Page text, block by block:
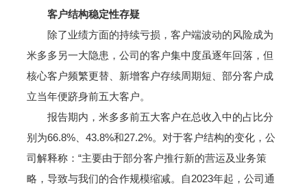
客户结构稳定性存疑
除了业绩方面的持续亏损，客户端波动的风险成为
米多多另一大隐患，公司的客户集中度虽逐年回落，但
核心客户频繁更替、新增客户存续周期短、部分客户成
立当年便跻身前五大客户。
报告期内，米多多前五大客户在总收入中的占比分
别为66.8%、43.8%和27.2%。对于客户结构的变化，公
司解释称：“主要由于部分客户推行新的营运及业务策
略，导致与我们的合作规模缩减。自2023年起，公司通